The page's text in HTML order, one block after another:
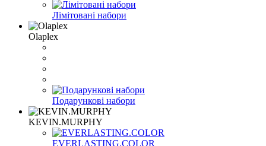
Лімітовані набори
Olaplex
Подарункові набори
KEVIN.MURPHY
EVERLASTING.COLOR